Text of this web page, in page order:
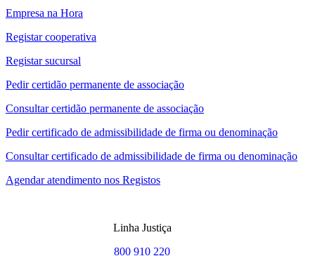
Empresa na Hora
Registar cooperativa
Registar sucursal
Pedir certidão permanente de associação
Consultar certidão permanente de associação
Pedir certificado de admissibilidade de firma ou denominação
Consultar certificado de admissibilidade de firma ou denominação
Agendar atendimento nos Registos
Linha Justiça
800 910 220